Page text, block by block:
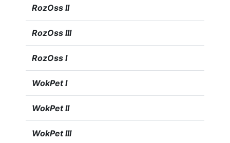
RozOss II
RozOss III
RozOss I
WokPet I
WokPet II
WokPet III